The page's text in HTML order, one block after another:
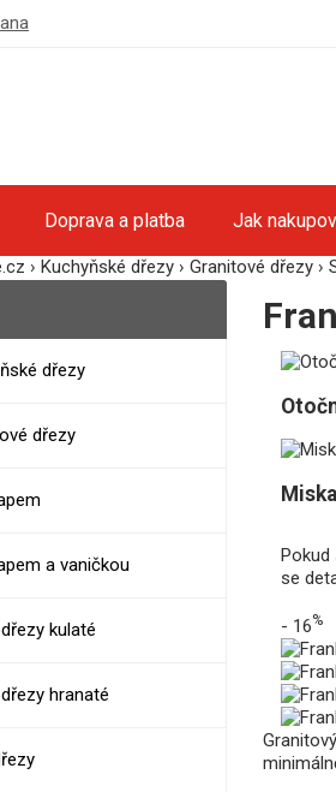
Doprava a platba Jak
› Kuchyňské dřezy › Granitové dřezy ›
se
- 16%
dřezy
dřezy
a vaničkou
kulaté
hranaté